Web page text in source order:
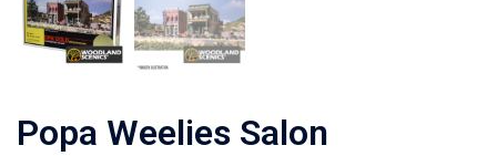
Popa Weelies Salon